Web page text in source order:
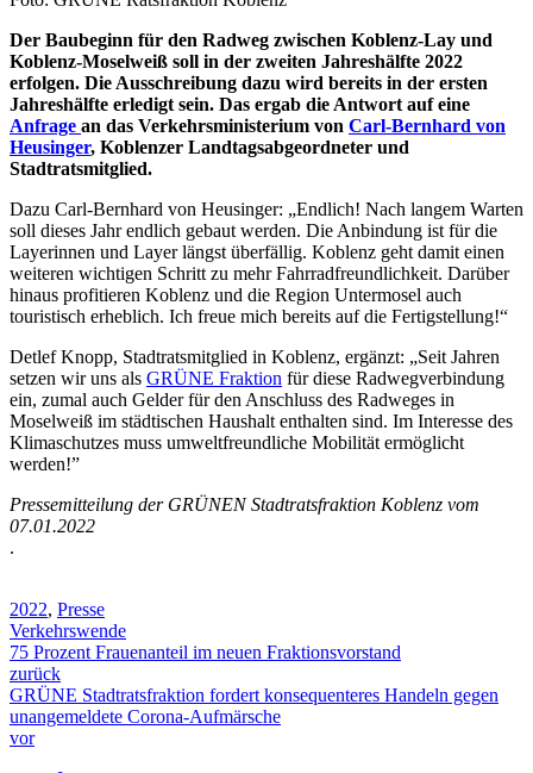
Der Baubeginn für den Radweg zwischen Koblenz-Lay und
Koblenz-Moselweiß soll in der zweiten Jahreshälfte 2022
erfolgen. Die Ausschreibung dazu wird bereits in der ersten
Jahreshälfte erledigt sein. Das ergab die Antwort auf eine
Anfrage an das Verkehrsministerium von Carl-Bernhard von
Heusinger, Koblenzer Landtagsabgeordneter und
Stadtratsmitglied.
Dazu Carl-Bernhard von Heusinger: „Endlich! Nach langem Warten
soll dieses Jahr endlich gebaut werden. Die Anbindung ist für die
Layerinnen und Layer längst überfällig. Koblenz geht damit einen
weiteren wichtigen Schritt zu mehr Fahrradfreundlichkeit. Darüber
hinaus profitieren Koblenz und die Region Untermosel auch
touristisch erheblich. Ich freue mich bereits auf die Fertigstellung!“
Detlef Knopp, Stadtratsmitglied in Koblenz, ergänzt: „Seit Jahren
setzen wir uns als GRÜNE Fraktion für diese Radwegverbindung
ein, zumal auch Gelder für den Anschluss des Radweges in
Moselweiß im städtischen Haushalt enthalten sind. Im Interesse des
Klimaschutzes muss umweltfreundliche Mobilität ermöglicht
werden!”
Pressemitteilung der GRÜNEN Stadtratsfraktion Koblenz vom
07.01.2022
.
2022, Presse
Verkehrswende
75 Prozent Frauenanteil im neuen Fraktionsvorstand
zurück
GRÜNE Stadtratsfraktion fordert konsequenteres Handeln gegen
unangemeldete Corona-Aufmärsche
vor